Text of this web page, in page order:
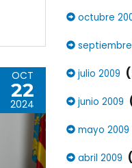
OCT
22
2024
octubre
julio 2009
junio 2009
mayo 2009
abril 2009